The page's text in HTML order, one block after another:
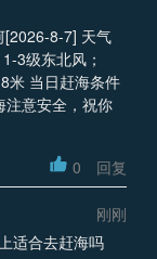
[2026-8-7] 天气
3级东北风；
米 当日赶海条件
注意安全，祝你
0 回复
刚刚
适合去赶海吗